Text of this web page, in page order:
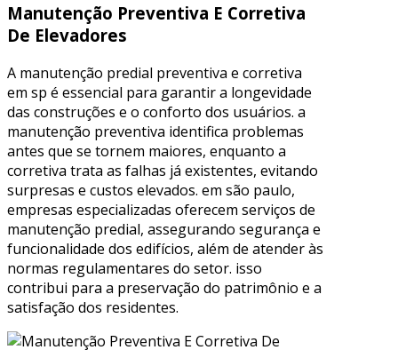
Manutenção Preventiva E Corretiva
De Elevadores
A manutenção predial preventiva e corretiva
em sp é essencial para garantir a longevidade
das construções e o conforto dos usuários. a
manutenção preventiva identifica problemas
antes que se tornem maiores, enquanto a
corretiva trata as falhas já existentes, evitando
surpresas e custos elevados. em são paulo,
empresas especializadas oferecem serviços de
manutenção predial, assegurando segurança e
funcionalidade dos edifícios, além de atender às
normas regulamentares do setor. isso
contribui para a preservação do patrimônio e a
satisfação dos residentes.